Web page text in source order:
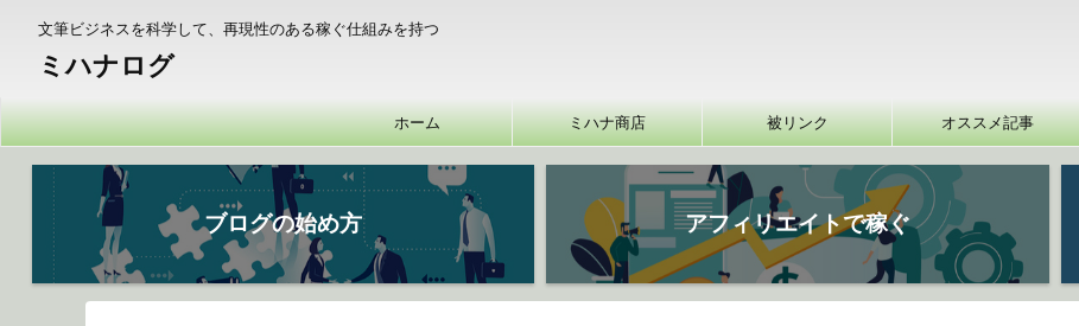
文筆ビジネスを科学して、再現性のある稼ぐ仕組みを持つ
ミハナログ
ホーム ミハナ商店 被リンク オススメ記事
ブログの始め方 アフィリエイトで稼ぐ